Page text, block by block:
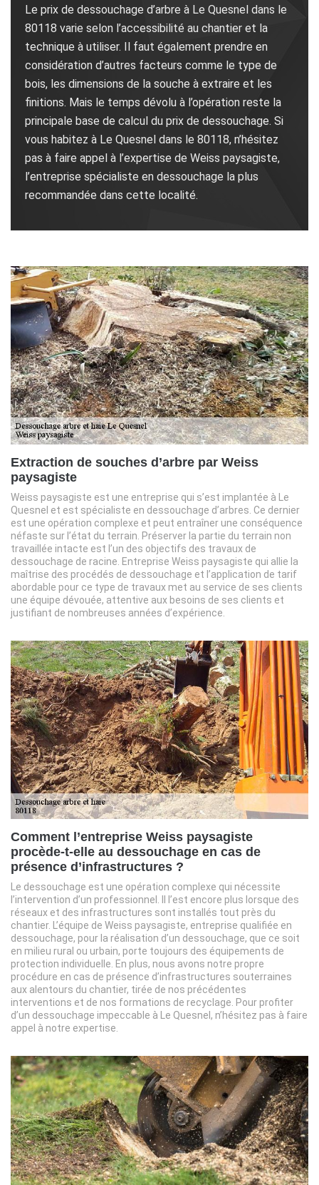
Le prix de dessouchage d’arbre à Le Quesnel dans le
80118 varie selon l’accessibilité au chantier et la
technique à utiliser. Il faut également prendre en
considération d’autres facteurs comme le type de
bois, les dimensions de la souche à extraire et les
finitions. Mais le temps dévolu à l’opération reste la
principale base de calcul du prix de dessouchage. Si
vous habitez à Le Quesnel dans le 80118, n’hésitez
pas à faire appel à l’expertise de Weiss paysagiste,
l’entreprise spécialiste en dessouchage la plus
recommandée dans cette localité.
Extraction de souches d’arbre par Weiss
paysagiste
Weiss paysagiste est une entreprise qui s’est implantée à Le
Quesnel et est spécialiste en dessouchage d’arbres. Ce dernier
est une opération complexe et peut entraîner une conséquence
néfaste sur l’état du terrain. Préserver la partie du terrain non
travaillée intacte est l’un des objectifs des travaux de
dessouchage de racine. Entreprise Weiss paysagiste qui allie la
maîtrise des procédés de dessouchage et l’application de tarif
abordable pour ce type de travaux met au service de ses clients
une équipe dévouée, attentive aux besoins de ses clients et
justifiant de nombreuses années d’expérience.
Comment l’entreprise Weiss paysagiste
procède-t-elle au dessouchage en cas de
présence d’infrastructures ?
Le dessouchage est une opération complexe qui nécessite
l’intervention d’un professionnel. Il l’est encore plus lorsque des
réseaux et des infrastructures sont installés tout près du
chantier. L’équipe de Weiss paysagiste, entreprise qualifiée en
dessouchage, pour la réalisation d’un dessouchage, que ce soit
en milieu rural ou urbain, porte toujours des équipements de
protection individuelle. En plus, nous avons notre propre
procédure en cas de présence d’infrastructures souterraines
aux alentours du chantier, tirée de nos précédentes
interventions et de nos formations de recyclage. Pour profiter
d’un dessouchage impeccable à Le Quesnel, n’hésitez pas à faire
appel à notre expertise.